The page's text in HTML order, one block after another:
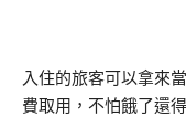
入住的旅客可以拿來
費取用，不怕餓了還